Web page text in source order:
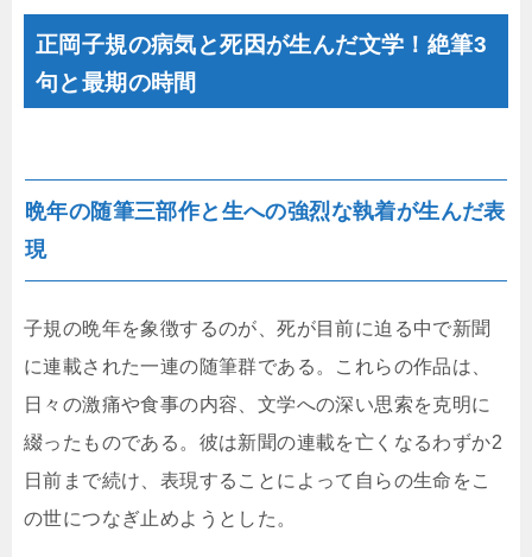
正岡子規の病気と死因が生んだ文学！絶筆3
句と最期の時間
晩年の随筆三部作と生への強烈な執着が生んだ表
現
子規の晩年を象徴するのが、死が目前に迫る中で新聞
に連載された一連の随筆群である。これらの作品は、
日々の激痛や食事の内容、文学への深い思索を克明に
綴ったものである。彼は新聞の連載を亡くなるわずか2
日前まで続け、表現することによって自らの生命をこ
の世につなぎ止めようとした。